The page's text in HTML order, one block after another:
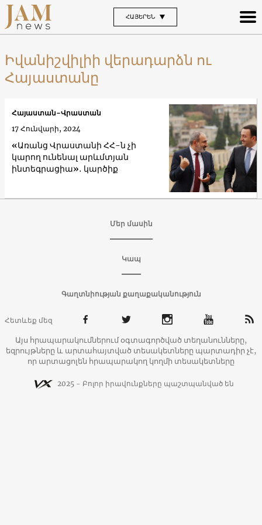
ՀԱՅԵՐԵՆ
Իվանիշվիլիի վերադարձն ու
Հայաստանը
«Առանց Վրաստանի ՀՀ-ն չի
կարող ունենալ արևմտյան
ինտեգրացիա»․ կարծիք
Հայաստան-Վրաստան
17 Հունվարի, 2024
Մեր մասին
Կապ
Գաղտնիության քաղաքականություն
Հետևեք մեզ
Այս հրապարակումներում օգտագործված տեղանունները,
եզրույթները և արտահայտված տեսակետները պարտադիր չէ,
որ արտացոլեն հրապարակող կողմի տեսակետները
2025 - Բոլոր իրավունքները պաշտպանված են